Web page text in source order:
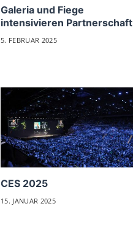
Galeria und Fiege
intensivieren Partnerschaft
5. FEBRUAR 2025
CES 2025
15. JANUAR 2025